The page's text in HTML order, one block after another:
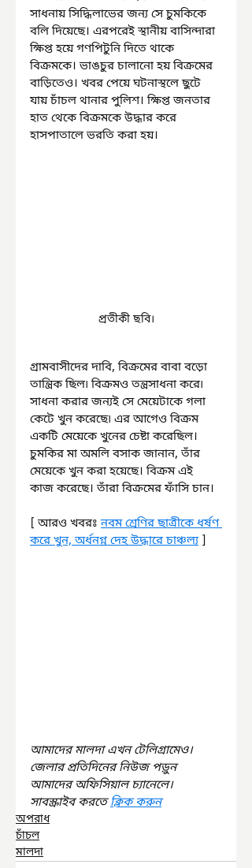
সাধনায় সিদ্ধিলাভের জন্য সে চুমকিকে
বলি দিয়েছে। এরপরেই স্থানীয় বাসিন্দারা
ক্ষিপ্ত হয়ে গণপিটুনি দিতে থাকে
বিক্রমকে। ভাঙচুর চালানো হয় বিক্রমের
বাড়িতেও। খবর পেয়ে ঘটনাস্থলে ছুটে
যায় চাঁচল থানার পুলিশ। ক্ষিপ্ত জনতার
হাত থেকে বিক্রমকে উদ্ধার করে
হাসপাতালে ভরতি করা হয়।
প্রতীকী ছবি।
গ্রামবাসীদের দাবি, বিক্রমের বাবা বড়ো
তান্ত্রিক ছিল৷ বিক্রমও তন্ত্রসাধনা করে৷
সাধনা করার জন্যই সে মেয়েটাকে গলা
কেটে খুন করেছে৷ এর আগেও বিক্রম
একটি মেয়েকে খুনের চেষ্টা করেছিল।
চুমকির মা অমলি বসাক জানান, তাঁর
মেয়েকে খুন করা হয়েছে। বিক্রম এই
কাজ করেছে। তাঁরা বিক্রমের ফাঁসি চান।
[ আরও খবরঃ নবম শ্রেণির ছাত্রীকে ধর্ষণ
করে খুন, অর্ধনগ্ন দেহ উদ্ধারে চাঞ্চল্য ]
আমাদের মালদা এখন টেলিগ্রামেও।
জেলার প্রতিদিনের নিউজ পড়ুন
আমাদের অফিসিয়াল চ্যানেলে।
সাবস্ক্রাইব করতে ক্লিক করুন
অপরাধ
চাঁচল
মালদা